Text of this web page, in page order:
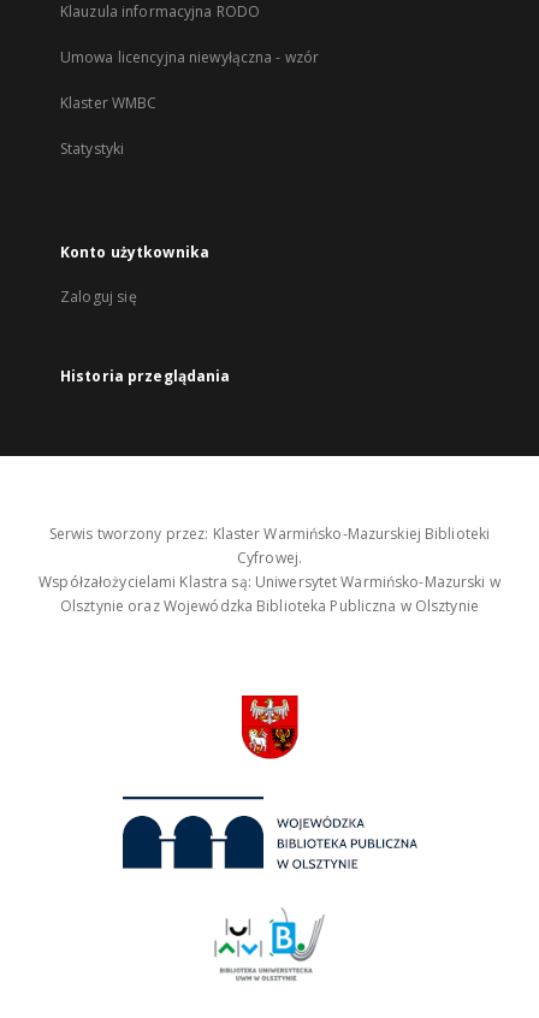
Klauzula informacyjna RODO
Umowa licencyjna niewyłączna - wzór
Klaster WMBC
Statystyki
Konto użytkownika
Zaloguj się
Historia przeglądania
Serwis tworzony przez: Klaster Warmińsko-Mazurskiej Biblioteki
Cyfrowej.
Współzałożycielami Klastra są: Uniwersytet Warmińsko-Mazurski w
Olsztynie oraz Wojewódzka Biblioteka Publiczna w Olsztynie